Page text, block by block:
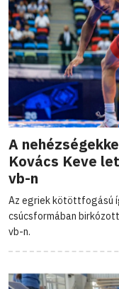
A
Kovács Keve
vb-n
Az egriek kötöttfogású
csúcsformában
vb-n.